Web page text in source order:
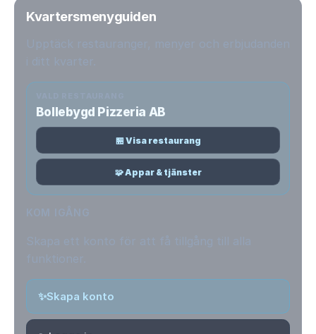
Kvartersmenyguiden
Bollebygd Pizzeria AB
🏪 Visa restaurang
🧩 Appar & tjänster
✨Skapa konto